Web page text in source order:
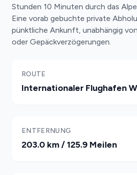
Stunden 10 Minuten durch das
Eine vorab gebuchte private
pünktliche Ankunft, unabhängig
oder Gepäckverzögerungen.
ROUTE
Internationaler Flughafen
ENTFERNUNG
203.0 km / 125.9 Meilen